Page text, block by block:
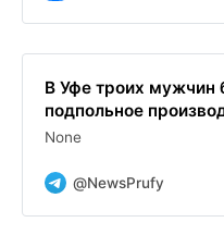
В Уфе троих мужчин
подпольное
None
@NewsPrufy